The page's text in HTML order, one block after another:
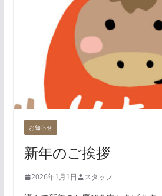
お知らせ
新年のご挨拶
2026年1月1日 スタッフ